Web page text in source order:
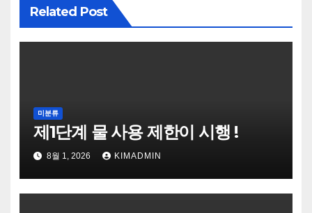
Related Post
미분류
제1단계 물 사용 제한이 시행 !
8월 1, 2026 KIMADMIN